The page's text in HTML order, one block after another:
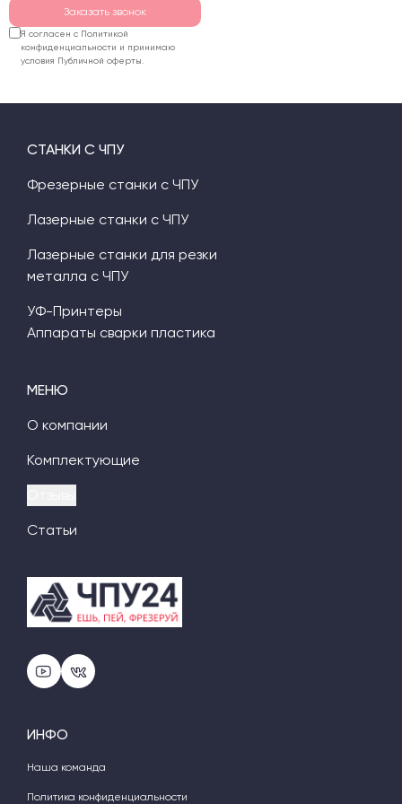
Заказать звонок
Я согласен с Политикой
конфиденциальности и принимаю
условия Публичной оферты.
МЕНЮ
О компании
Комплектующие
Статьи
СТАНКИ С ЧПУ
Фрезерные станки с ЧПУ
Лазерные станки с ЧПУ
Лазерные станки для резки
металла с ЧПУ
УФ-Принтеры
Аппараты сварки пластика
ИНФО
Наша команда
Политика конфиденциальности